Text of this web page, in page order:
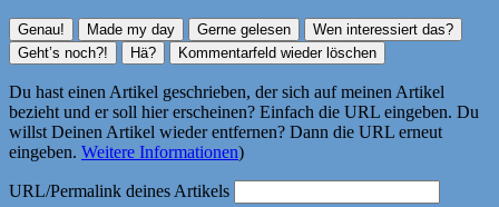
Du hast einen Artikel geschrieben, der sich auf meinen Artikel
bezieht und er soll hier erscheinen? Einfach die URL eingeben. Du
willst Deinen Artikel wieder entfernen? Dann die URL erneut
eingeben. Weitere Informationen)
URL/Permalink deines Artikels